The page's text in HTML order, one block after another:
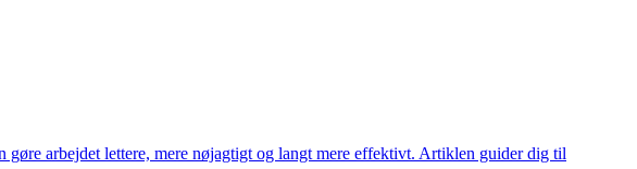
arbejdet lettere, mere nøjagtigt og langt mere effektivt. Artiklen guider dig til